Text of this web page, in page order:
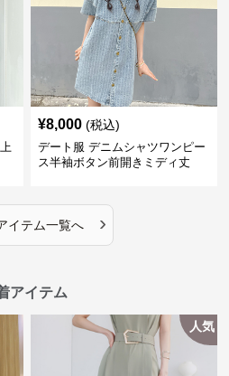
¥8,000 (税込)
デート服 デニムシャツワンピー
ス半袖ボタン前開きミディ丈
イテム一覧へ ›
アイテム
人気